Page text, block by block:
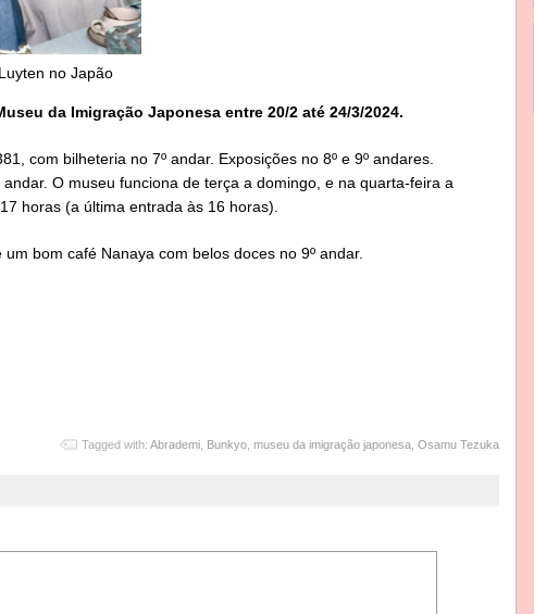
no Japão
da Imigração Japonesa entre 20/2 até 24/3/2024.
com bilheteria no 7º andar. Exposições no 8º e 9º andares.
O museu funciona de terça a domingo, e na quarta-feira a
horas (a última entrada às 16 horas).
bom café Nanaya com belos doces no 9º andar.
Tagged with: Abrademi Bunkyo museu da imigração japonesa Osamu Tezuka